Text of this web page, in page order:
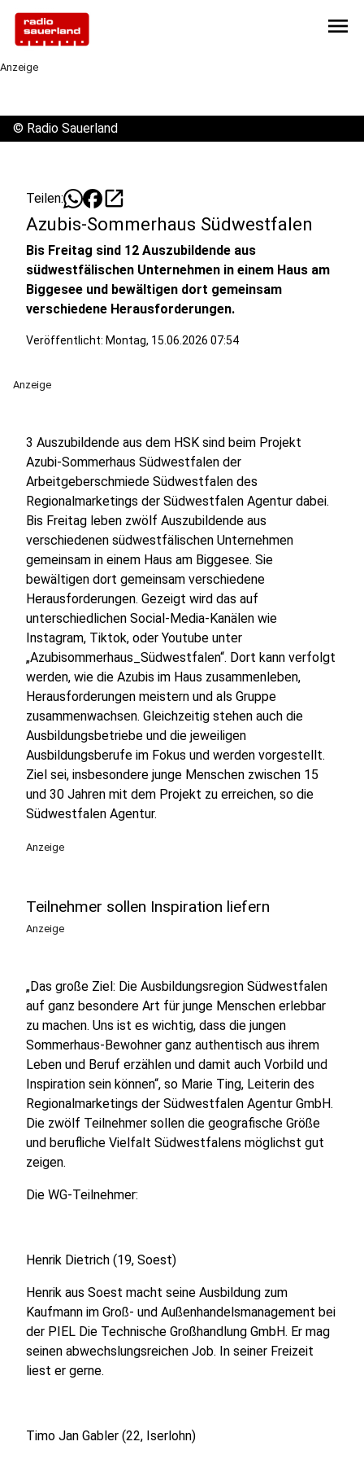
menu
Anzeige
© Radio Sauerland
Teilen: open_in_new
Azubis-Sommerhaus Südwestfalen
Bis Freitag sind 12 Auszubildende aus
südwestfälischen Unternehmen in einem Haus am
Biggesee und bewältigen dort gemeinsam
verschiedene Herausforderungen.
Veröffentlicht: Montag, 15.06.2026 07:54
Anzeige
3 Auszubildende aus dem HSK sind beim Projekt
Azubi-Sommerhaus Südwestfalen der
Arbeitgeberschmiede Südwestfalen des
Regionalmarketings der Südwestfalen Agentur dabei.
Bis Freitag leben zwölf Auszubildende aus
verschiedenen südwestfälischen Unternehmen
gemeinsam in einem Haus am Biggesee. Sie
bewältigen dort gemeinsam verschiedene
Herausforderungen. Gezeigt wird das auf
unterschiedlichen Social-Media-Kanälen wie
Instagram, Tiktok, oder Youtube unter
„Azubisommerhaus_Südwestfalen“. Dort kann verfolgt
werden, wie die Azubis im Haus zusammenleben,
Herausforderungen meistern und als Gruppe
zusammenwachsen. Gleichzeitig stehen auch die
Ausbildungsbetriebe und die jeweiligen
Ausbildungsberufe im Fokus und werden vorgestellt.
Ziel sei, insbesondere junge Menschen zwischen 15
und 30 Jahren mit dem Projekt zu erreichen, so die
Südwestfalen Agentur.
Anzeige
Teilnehmer sollen Inspiration liefern
Anzeige
„Das große Ziel: Die Ausbildungsregion Südwestfalen
auf ganz besondere Art für junge Menschen erlebbar
zu machen. Uns ist es wichtig, dass die jungen
Sommerhaus-Bewohner ganz authentisch aus ihrem
Leben und Beruf erzählen und damit auch Vorbild und
Inspiration sein können“, so Marie Ting, Leiterin des
Regionalmarketings der Südwestfalen Agentur GmbH.
Die zwölf Teilnehmer sollen die geografische Größe
und berufliche Vielfalt Südwestfalens möglichst gut
zeigen.
Die WG-Teilnehmer:
Henrik Dietrich (19, Soest)
Henrik aus Soest macht seine Ausbildung zum
Kaufmann im Groß- und Außenhandelsmanagement bei
der PIEL Die Technische Großhandlung GmbH. Er mag
seinen abwechslungsreichen Job. In seiner Freizeit
liest er gerne.
Timo Jan Gabler (22, Iserlohn)